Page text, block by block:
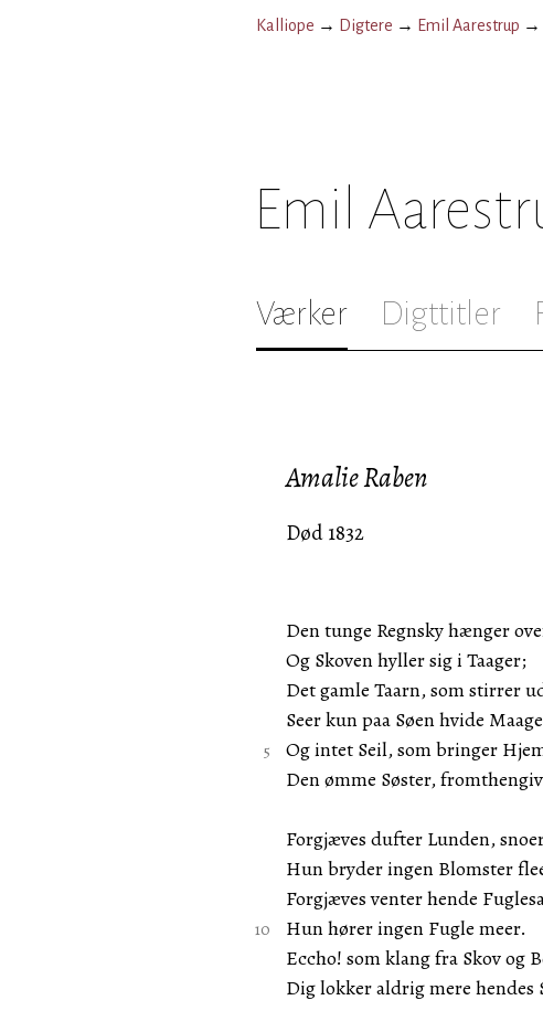
Kalliope → Digtere → Emil Aarestrup →
Emil
Værker Digttitler
Amalie Raben
Død 1832
Den tunge Regnsky hænger
Og Skoven hyller sig i Taager;
Det gamle Taarn, som stirrer
Seer kun paa Søen hvide
Og intet Seil, som bringer
Den ømme Søster,
Forgjæves dufter Lunden,
Hun bryder ingen Blomster
Forgjæves venter hende
Hun hører ingen Fugle meer.
Eccho! som klang fra Skov og
Dig lokker aldrig mere hendes